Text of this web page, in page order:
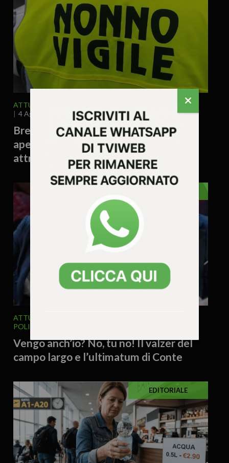
ATTUALITA'
4 Agosto 2026 - 12.12
Brendola cerca nuovi “nonni vigili”:
aperto il bando per sorvegliare gli
attraversamenti davanti alle scuole
ATTUALITA'
POLITICA
Vengo anch’io? No, tu no! Il valzer del
campo largo e l’ultimatum di Conte
EDITORIALE